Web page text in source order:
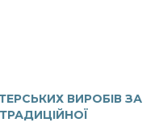
ВИРОБІВ ЗА